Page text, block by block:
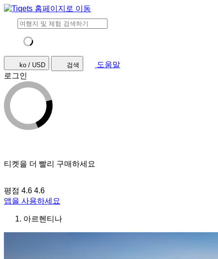
ko / USD 검색
도움말
로그인
티켓을 더 빨리 구매하세요
평점 4.6 4.6
앱을 사용하세요
아르헨티나